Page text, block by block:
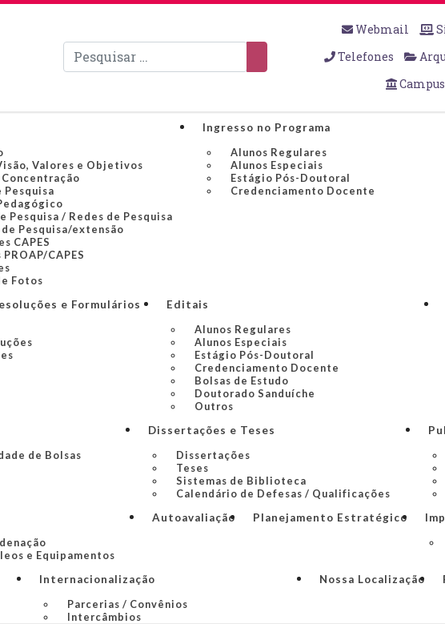
Pesquisar
Webmail
Telefones
Campus
Valores e Objetivos
Pesquisa
Pesquisa / Redes de Pesquisa
Pesquisa/extensão
CAPES
CAPES
Fotos
Ingresso no Programa
Alunos Regulares
Alunos Especiais
Estágio Pós-Doutoral
Credenciamento Docente
e Formulários
Editais
Alunos Regulares
Alunos Especiais
Estágio Pós-Doutoral
Credenciamento Docente
Bolsas de Estudo
Doutorado Sanduíche
Outros
de Bolsas
Dissertações e Teses
Dissertações
Teses
Sistemas de Biblioteca
Calendário de Defesas / Qualificações
e Equipamentos
Autoavaliação Planejamento Estratégico
Internacionalização
Parcerias / Convênios
Intercâmbios
Nossa Localização